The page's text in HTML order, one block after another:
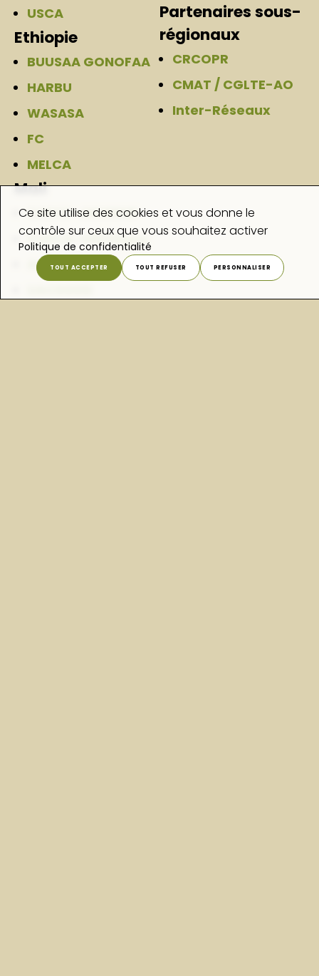
USCA
Ethiopie
BUUSAA GONOFAA
HARBU
WASASA
FC
MELCA
Mali
CAECE-JIGISEME
CVECA-ON/Ségou
AOPP
Partenaires sous-
régionaux
CRCOPR
CMAT / CGLTE-AO
Inter-Réseaux
Ce site utilise des cookies et vous donne le
contrôle sur ceux que vous souhaitez activer
Politique de confidentialité
TOUT ACCEPTER TOUT REFUSER PERSONNALISER